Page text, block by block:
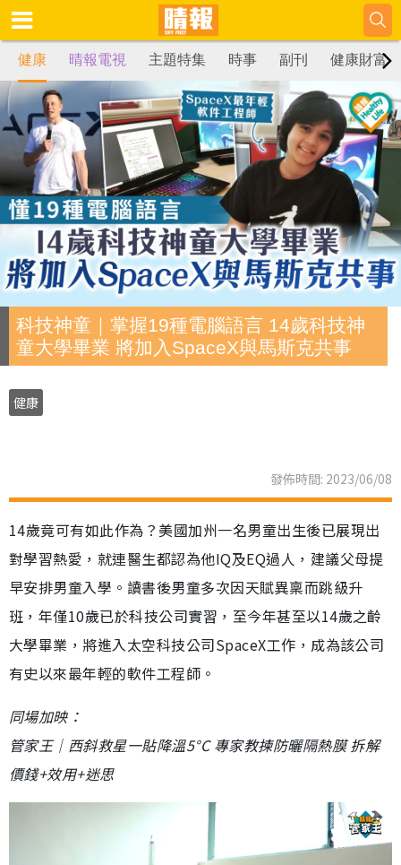
健康 晴報電視 主題特集 時事 副刊 健康財富
科技神童｜掌握19種電腦語言 14歲科技神
童大學畢業 將加入SpaceX與馬斯克共事
健康
發佈時間: 2023/06/08
14歲竟可有如此作為？美國加州一名男童出生後已展現出
對學習熱愛，就連醫生都認為他IQ及EQ過人，建議父母提
早安排男童入學。讀書後男童多次因天賦異稟而跳級升
班，年僅10歲已於科技公司實習，至今年甚至以14歲之齡
大學畢業，將進入太空科技公司SpaceX工作，成為該公司
有史以來最年輕的軟件工程師。
同場加映：
管家王｜西斜救星一貼降溫5°C 專家教揀防曬隔熱膜 拆解
價錢+效用+迷思